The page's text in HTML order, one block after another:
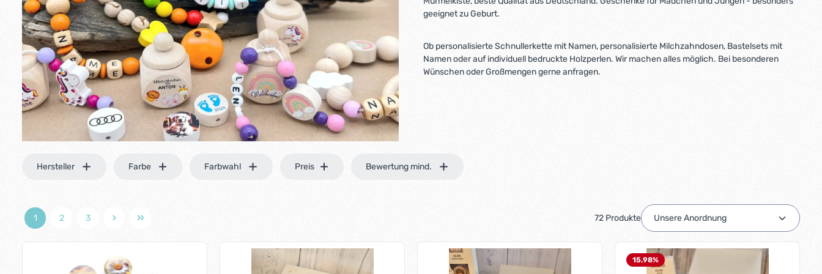
geeignet zu Geburt.
Ob personalisierte Schnullerkette mit Namen, personalisierte Milchzahndosen, Bastelsets mit
Namen oder auf individuell bedruckte Holzperlen. Wir machen alles möglich. Bei besonderen
Wünschen oder Großmengen gerne anfragen.
Hersteller Farbe Farbwahl Preis Bewertung mind.
Seite
1
Seite
2
Seite
3 72 Produkte
15.98%